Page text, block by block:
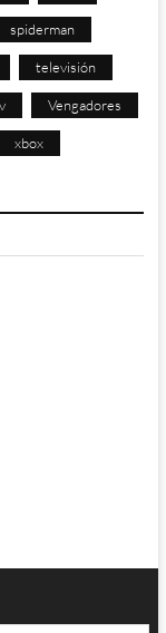
spiderman
televisión
Vengadores
xbox